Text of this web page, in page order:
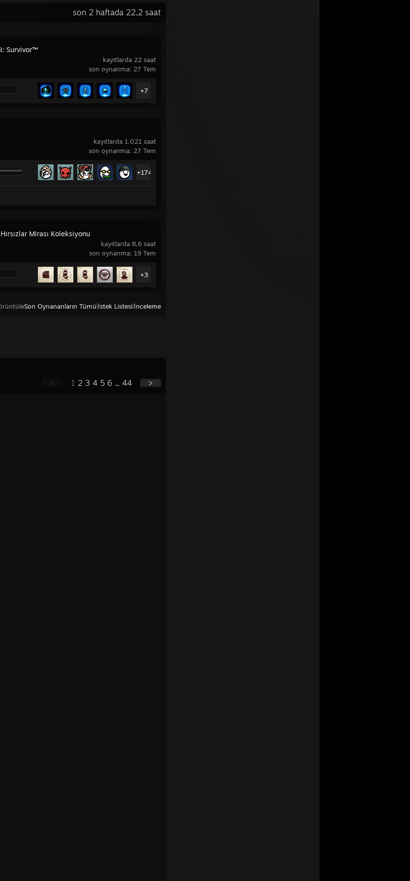
son 2 haftada 22,2 saat
kayıtlarda 22 saat
son oynanma: 27 Tem
Survivor™
+7
kayıtlarda 1.021 saat
son oynanma: 27 Tem
+174
kayıtlarda 8,6 saat
son oynanma: 19 Tem
Mirası Koleksiyonu
+3
Son Oynananların Tümü İstek Listesi İnceleme
< 1 2 3 4 5 6 ... 44 >